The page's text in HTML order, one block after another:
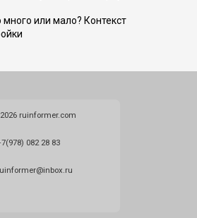
или мало? Контекст
ruinformer.com
082 28 83